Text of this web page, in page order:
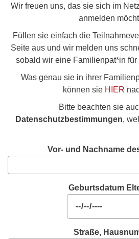
Wir freuen uns, das sie sich im
anmelden
Füllen sie einfach die
Seite aus und wir melden uns
sobald wir eine Familienpat*in
Was genau sie in ihrer
können sie HIER
Bitte beachten sie
Datenschutzbestimmungen,
Vor- und Nachname
Geburtsdatum
Straße,